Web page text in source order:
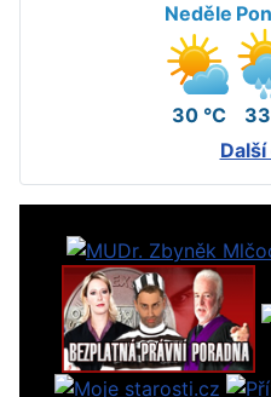
Neděle
30 °C